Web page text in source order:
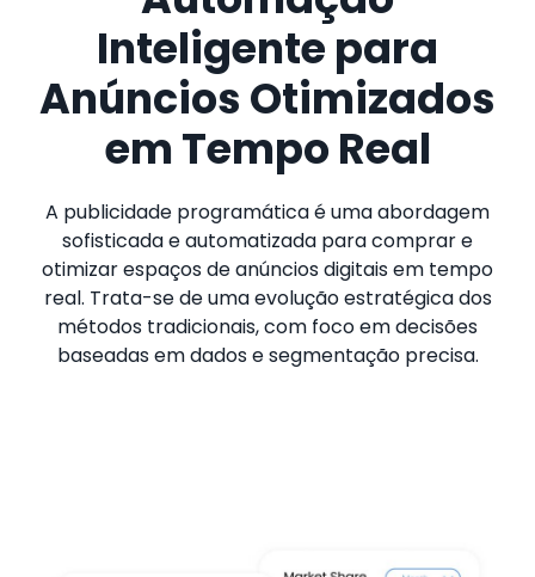
Inteligente para
Anúncios Otimizados
em Tempo Real
A publicidade programática é uma abordagem
sofisticada e automatizada para comprar e
otimizar espaços de anúncios digitais em tempo
real. Trata-se de uma evolução estratégica dos
métodos tradicionais, com foco em decisões
baseadas em dados e segmentação precisa.